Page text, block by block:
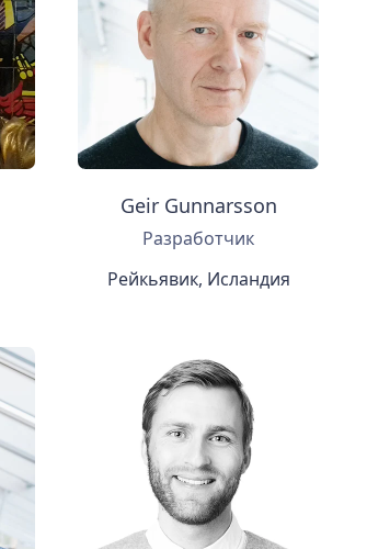
Geir Gunnarsson
Разработчик
Рейкьявик, Исландия